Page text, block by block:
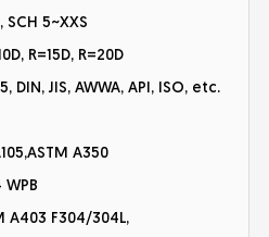
SCH 5~XXS
R=15D, R=20D
DIN, JIS, AWWA, API, ISO, etc.
A350
WPB
A403 F304/304L,